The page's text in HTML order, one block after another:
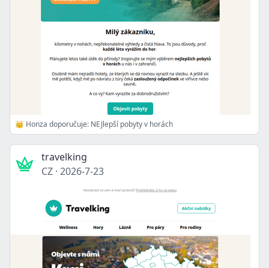
👑 Honza doporučuje: NEJlepší pobyty v horách
travelking
CZ · 2026-7-23